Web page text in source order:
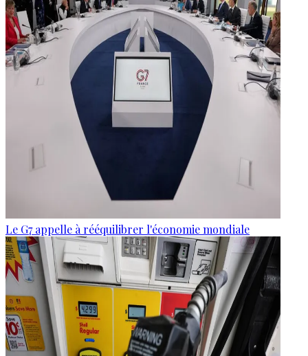
Le G7 appelle à rééquilibrer l'économie mondiale